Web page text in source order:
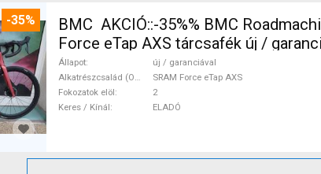
-35%
BMC AKCIÓ::-35%% BMC
Force eTap AXS tárcsafék új /
Állapot
új / garanciával
Alkatrészcsalád (Outi)
SRAM Force eTap AXS
Fokozatok elöl
2
Keres / Kínál
ELADÓ